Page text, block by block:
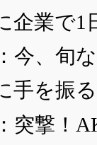
企業で
今、旬
手を振
突撃！